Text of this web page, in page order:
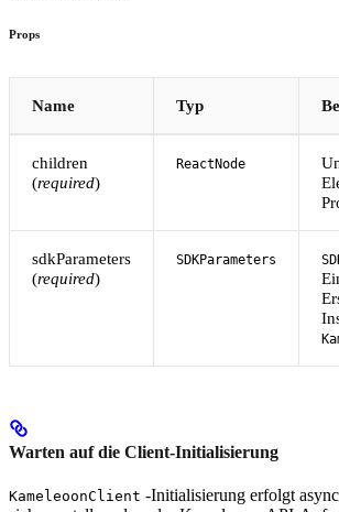
Props
Name Typ
children
(required)
ReactNode
sdkParameters
(required)
SDKParameters
Warten auf die Client-Initialisierung
KameleoonClient -Initialisierung erfolgt